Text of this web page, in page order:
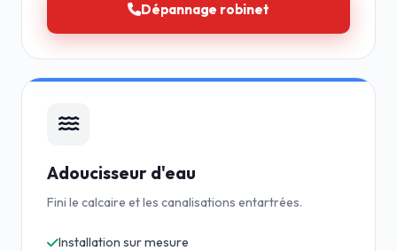
Dépannage robinet
Adoucisseur d'eau
Fini le calcaire et les canalisations entartrées.
Installation sur mesure